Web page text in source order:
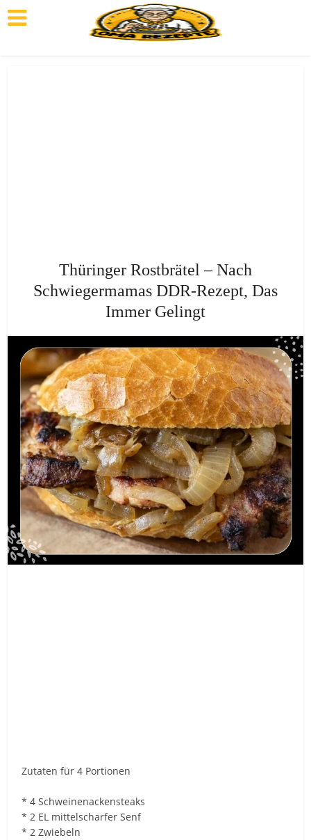
Thüringer Rostbrätel – Nach
Schwiegermamas DDR-Rezept, Das
Immer Gelingt
Zutaten für 4 Portionen
* 4 Schweinenackensteaks
* 2 EL mittelscharfer Senf
* 2 Zwiebeln